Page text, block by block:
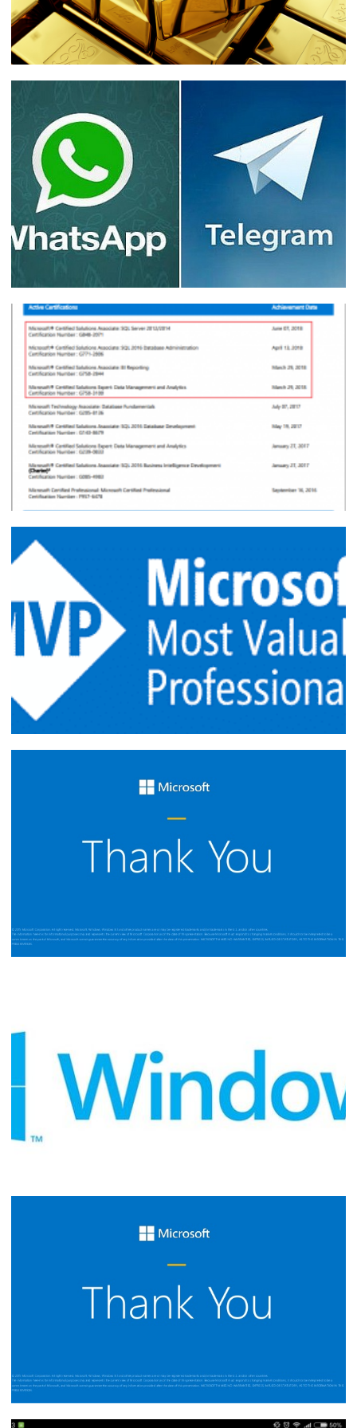
Como eu consegui 1 MILHÃO com SQL
Server
16 de agosto de 2019 12 min de leitura
Como utilizar Whatsapp e Telegram de
forma SEGURA e evitar invasões ou
vazamentos de conversas
28 de julho de 2019 13 min de leitura
Retrospectiva 2018 - Que ano!!
30 de dezembro de 2018 8 min de leitura
Congratulations 2018-2019 Microsoft
2 min de leitura
Windows 10 - Como resgatar o
visualizador de fotos do Windows
2 min de leitura